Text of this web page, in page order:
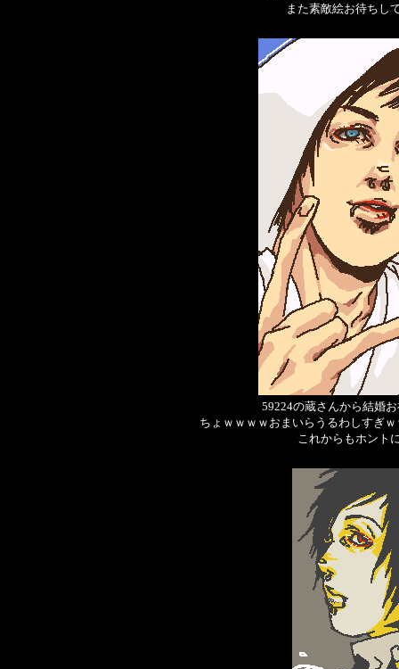
また素敵絵お待ちし
59224の蔵さんから結婚
ちょｗｗｗｗおまいらうるわしすぎ
これからもホン